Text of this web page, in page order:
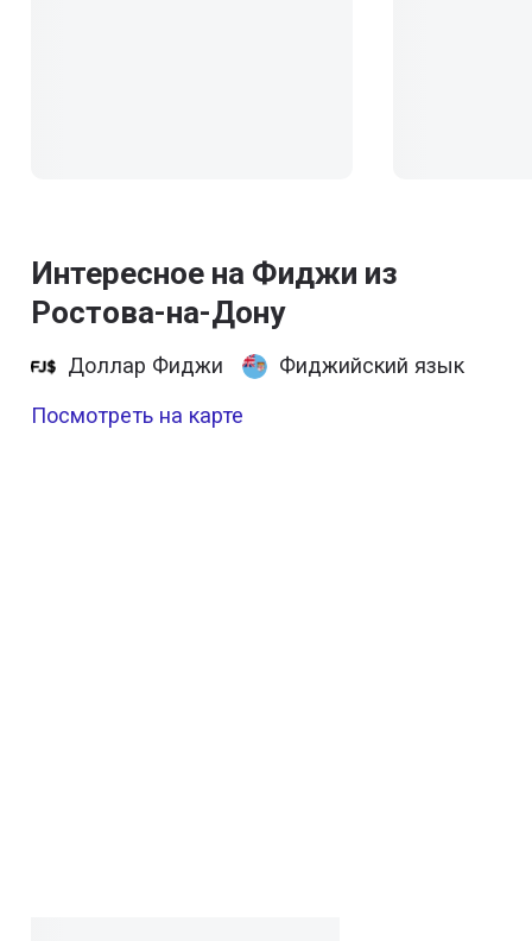
Интересное на Фиджи из
Ростова-на-Дону
Доллар Фиджи
Фиджийский язык
Посмотреть на карте